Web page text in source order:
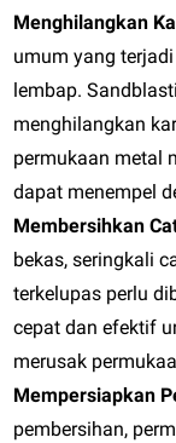
Menghilangkan
umum yang
lembap.
menghilangkan
permukaan metal
dapat menempel
Membersihkan
bekas, seringkali
terkelupas perlu
cepat dan efektif
merusak
Mempersiapkan
pembersihan,